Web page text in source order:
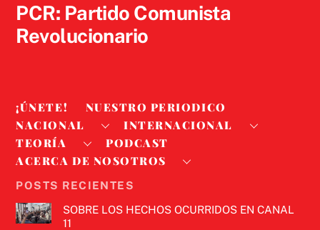
PCR: Partido Comunista
Revolucionario
¡ÚNETE!
NUESTRO PERIODICO
NACIONAL
INTERNACIONAL
TEORÍA
PODCAST
ACERCA DE NOSOTROS
POSTS RECIENTES
SOBRE LOS HECHOS OCURRIDOS EN CANAL
11